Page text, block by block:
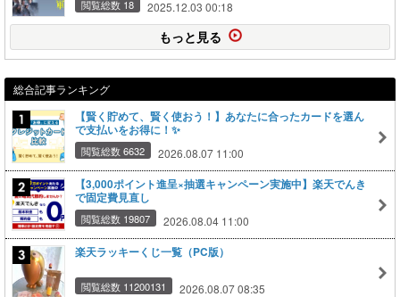
閲覧総数 18 2025.12.03 00:18
もっと見る
総合記事ランキング
【賢く貯めて、賢く使おう！】あなたに合ったカードを選ん
で支払いをお得に！✨
閲覧総数 6632 2026.08.07 11:00
【3,000ポイント進呈×抽選キャンペーン実施中】楽天でんき
で固定費見直し
閲覧総数 19807 2026.08.04 11:00
楽天ラッキーくじ一覧（PC版）
閲覧総数 11200131 2026.08.07 08:35